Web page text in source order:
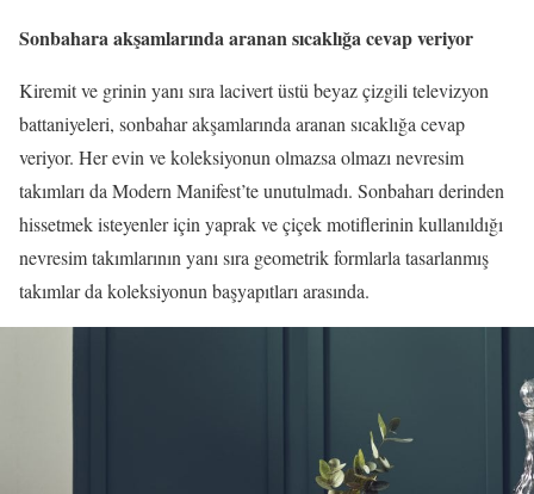
Sonbahara akşamlarında aranan sıcaklığa cevap veriyor
Kiremit ve grinin yanı sıra lacivert üstü beyaz çizgili televizyon
battaniyeleri, sonbahar akşamlarında aranan sıcaklığa cevap
veriyor. Her evin ve koleksiyonun olmazsa olmazı nevresim
takımları da Modern Manifest’te unutulmadı. Sonbaharı derinden
hissetmek isteyenler için yaprak ve çiçek motiflerinin kullanıldığı
nevresim takımlarının yanı sıra geometrik formlarla tasarlanmış
takımlar da koleksiyonun başyapıtları arasında.